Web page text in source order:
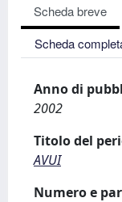
Scheda breve
Scheda
Anno di
2002
Titolo del
AVUI
Numero e